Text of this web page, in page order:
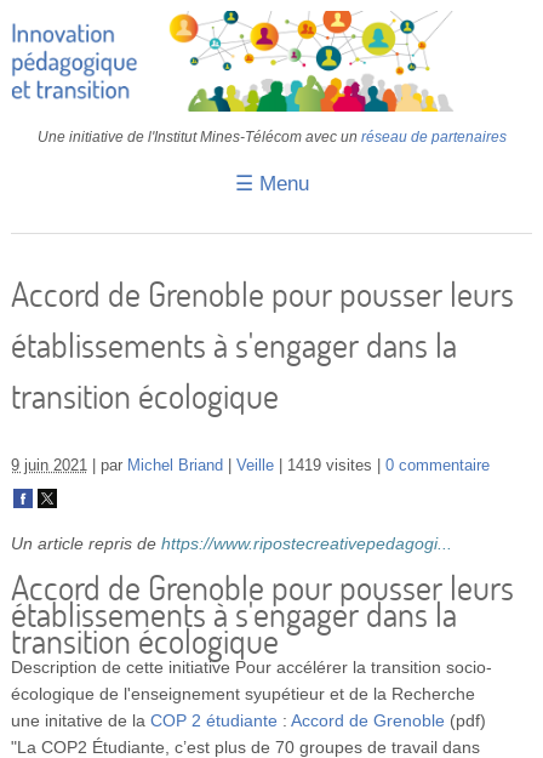
Une initiative de l'Institut Mines-Télécom avec un réseau de partenaires
☰ Menu
Retours d’expériences
Transition
IA
IMT
S’inscrire
Se connecter
Accord de Grenoble pour pousser leurs
établissements à s'engager dans la
transition écologique
9 juin 2021 par Michel Briand Veille 1419 visites 0 commentaire
Un article repris de https://www.ripostecreativepedagogi...
Accord de Grenoble pour pousser leurs
établissements à s'engager dans la
transition écologique
Description de cette initiative Pour accélérer la transition socio-
écologique de l'enseignement syupétieur et de la Recherche
une initative de la COP 2 étudiante : Accord de Grenoble (pdf)
"La COP2 Étudiante, c’est plus de 70 groupes de travail dans